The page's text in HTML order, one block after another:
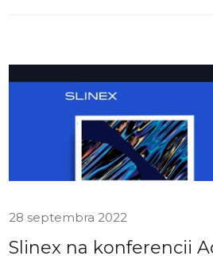
28 septembra 2022
Slinex na konferencii